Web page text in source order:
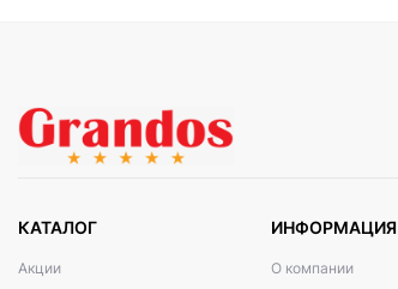
КАТАЛОГ
Акции
ИНФОРМАЦИЯ
О компании